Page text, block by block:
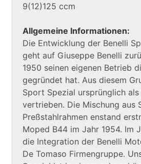
9(12)125 ccm
Allgemeine Informationen:
Die Entwicklung der Benelli
geht auf Giuseppe Benelli
1950 seinen eigenen Betrieb
gegründet hat. Aus diesem
Sport Spezial ursprünglich
vertrieben. Die Mischung aus
Preßstahlrahmen enstand
Moped B44 im Jahr 1954. Im
die Integration der Benelli
De Tomaso Firmengruppe.